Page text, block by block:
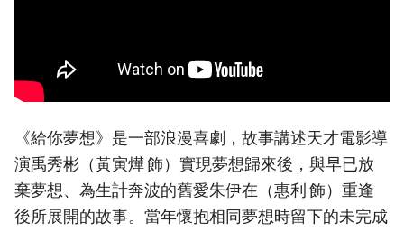
《給你夢想》是一部浪漫喜劇，故事講述天才電影導
演禹秀彬（黃寅燁 飾）實現夢想歸來後，與早已放
棄夢想、為生計奔波的舊愛朱伊在（惠利 飾）重逢
後所展開的故事。當年懷抱相同夢想時留下的未完成